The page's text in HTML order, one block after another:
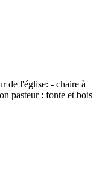
de l'église: - chaire à
pasteur : fonte et bois